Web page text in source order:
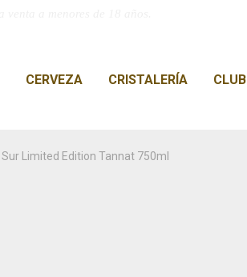
CERVEZA CRISTALERÍA CLUB
Limited Edition Tannat 750ml